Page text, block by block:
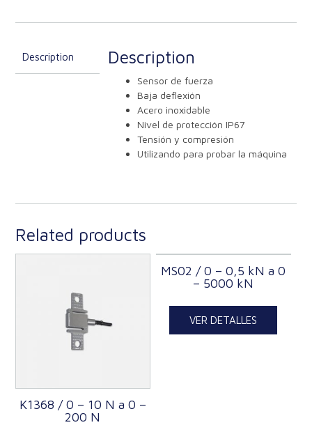
Description Description
Sensor de fuerza
Baja deflexión
Acero inoxidable
Nivel de protección IP67
Tensión y compresión
Utilizando para probar la máquina
Related products
K1368 / 0 – 10 N a 0 –
200 N
MS02 / 0 – 0,5 kN a 0
– 5000 kN
VER DETALLES